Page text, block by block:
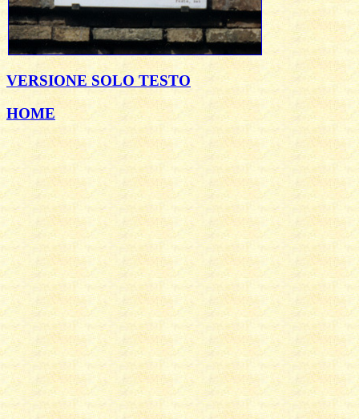
VERSIONE SOLO TESTO
HOME